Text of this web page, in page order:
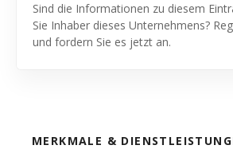
Sind die Informationen zu diesem
Sie Inhaber dieses Unternehmens?
und fordern Sie es jetzt an.
MERKMALE &